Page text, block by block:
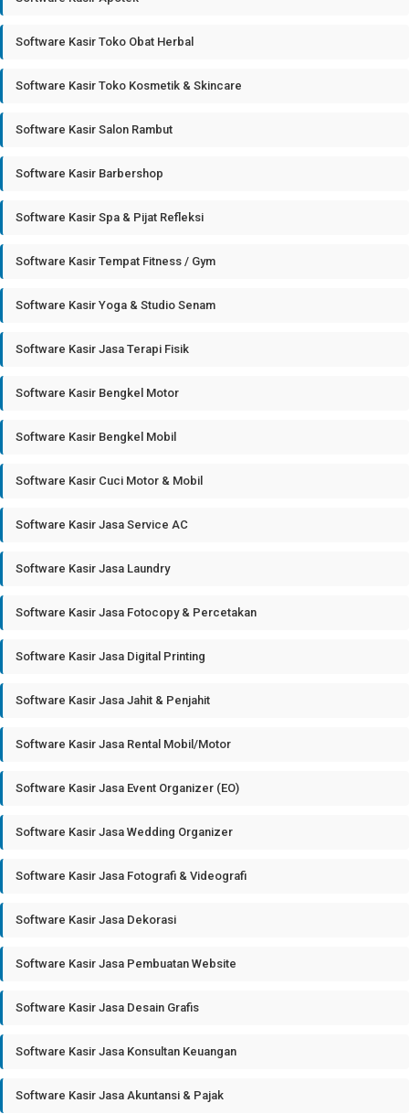
Software Kasir Toko Obat Herbal
Software Kasir Toko Kosmetik & Skincare
Software Kasir Salon Rambut
Software Kasir Barbershop
Software Kasir Spa & Pijat Refleksi
Software Kasir Tempat Fitness / Gym
Software Kasir Yoga & Studio Senam
Software Kasir Jasa Terapi Fisik
Software Kasir Bengkel Motor
Software Kasir Bengkel Mobil
Software Kasir Cuci Motor & Mobil
Software Kasir Jasa Service AC
Software Kasir Jasa Laundry
Software Kasir Jasa Fotocopy & Percetakan
Software Kasir Jasa Digital Printing
Software Kasir Jasa Jahit & Penjahit
Software Kasir Jasa Rental Mobil/Motor
Software Kasir Jasa Event Organizer (EO)
Software Kasir Jasa Wedding Organizer
Software Kasir Jasa Fotografi & Videografi
Software Kasir Jasa Dekorasi
Software Kasir Jasa Pembuatan Website
Software Kasir Jasa Desain Grafis
Software Kasir Jasa Konsultan Keuangan
Software Kasir Jasa Akuntansi & Pajak